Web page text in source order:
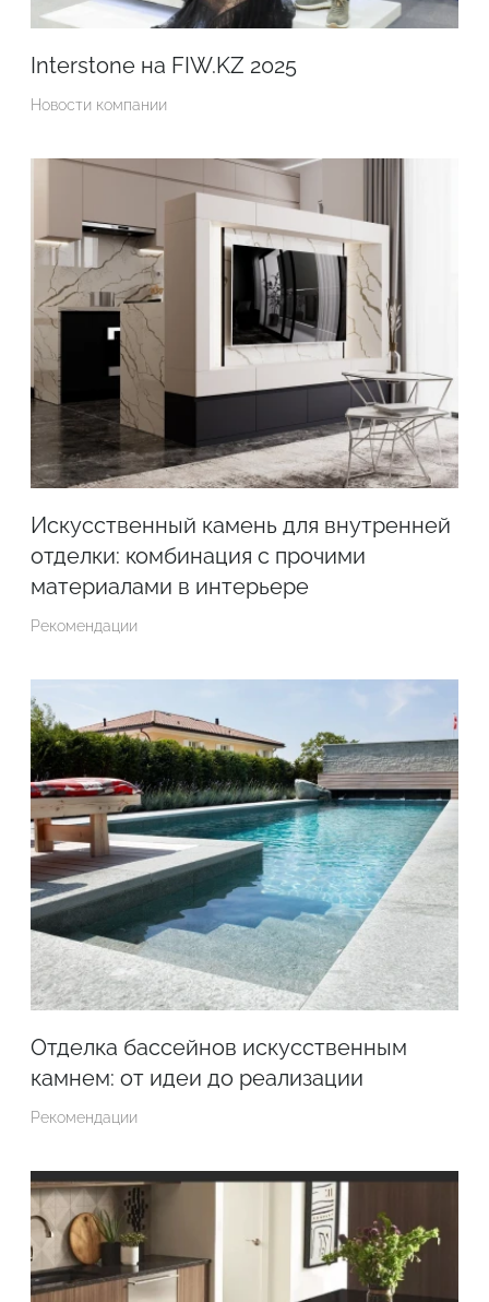
Interstone на FIW.KZ 2025
Новости компании
Искусственный камень для внутренней
отделки: комбинация с прочими
материалами в интерьере
Рекомендации
Отделка бассейнов искусственным
камнем: от идеи до реализации
Рекомендации